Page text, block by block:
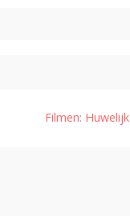
Filmen: Huwelijk